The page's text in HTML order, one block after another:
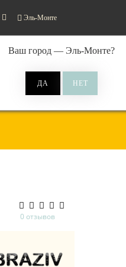
Эль-Монте
Ваш город — Эль-Монте?
0
0 отзывов